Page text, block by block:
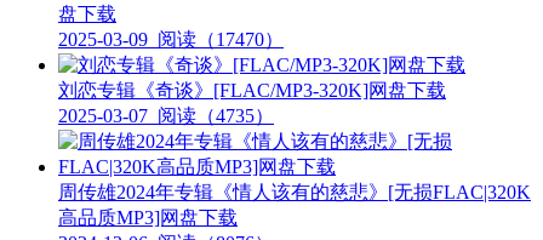
盘下载
2025-03-09 阅读（17470）
刘恋专辑《奇谈》[FLAC/MP3-320K]网盘下载
2025-03-07 阅读（4735）
周传雄2024年专辑《情人该有的慈悲》[无损FLAC|320K
高品质MP3]网盘下载